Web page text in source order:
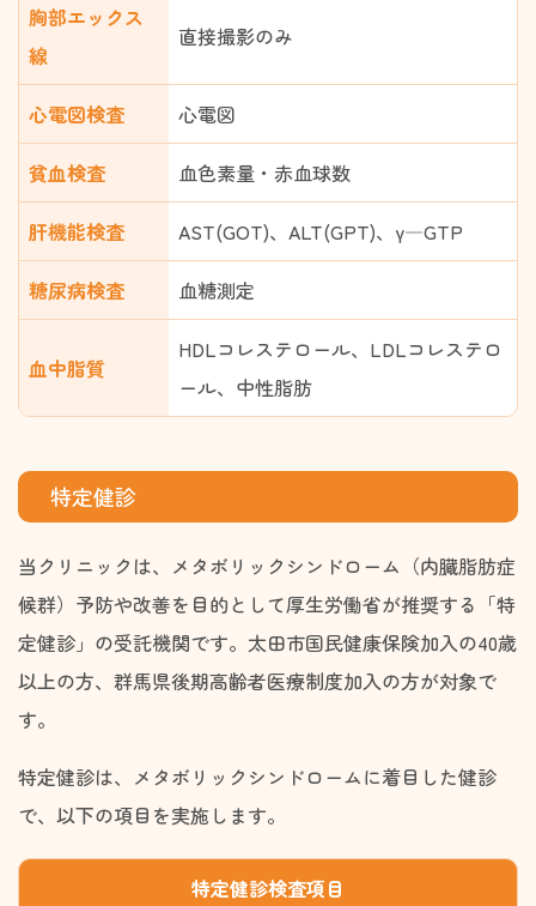
胸部エックス
線
直接撮影のみ
心電図検査 心電図
貧血検査 血色素量・赤血球数
肝機能検査 AST(GOT)、ALT(GPT)、γ―GTP
糖尿病検査 血糖測定
血中脂質
HDLコレステロール、LDLコレステロ
ール、中性脂肪
特定健診
当クリニックは、メタボリックシンドローム（内臓脂肪症
候群）予防や改善を目的として厚生労働省が推奨する「特
定健診」の受託機関です。太田市国民健康保険加入の40歳
以上の方、群馬県後期高齢者医療制度加入の方が対象で
す。
特定健診は、メタボリックシンドロームに着目した健診
で、以下の項目を実施します。
特定健診検査項目